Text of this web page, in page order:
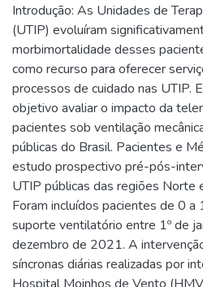
Introdução: As Unidades de
(UTIP) evoluíram
morbimortalidade desses
como recurso para oferecer
processos de cuidado nas UTIP.
objetivo avaliar o impacto da
pacientes sob ventilação
públicas do Brasil. Pacientes e
estudo prospectivo pré-pós-
UTIP públicas das regiões Norte
Foram incluídos pacientes de 0 a
suporte ventilatório entre 1º de
dezembro de 2021. A
síncronas diárias realizadas por
Hospital Moinhos de Vento